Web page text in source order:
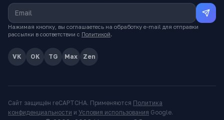
Нажимая кнопку, вы соглашаетесь на обработку e-mail для отправки
рассылки в соответствии с Политикой.
VK OK TG Max Zen
Сайт защищён reCAPTCHA. Применяются Политика
конфиденциальности и Условия использования Google.